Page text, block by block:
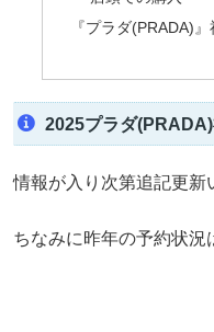
『プラダ(PRADA)
2025プラダ
情報が入り次第追記更新
ちなみに昨年の予約状況